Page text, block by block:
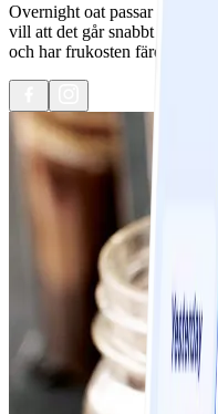
Overnight oat passar perfekt
vill att det går snabbt på
och har frukosten färdig att